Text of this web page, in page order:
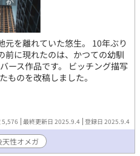
元を離れていた悠生。 10年ぶり
前に現れたのは、かつての幼馴
ース作品です。 ビッチング描写
ものを改稿しました。
5,576 最終更新日 2025.9.4 登録日 2025.9.4
天性オメガ